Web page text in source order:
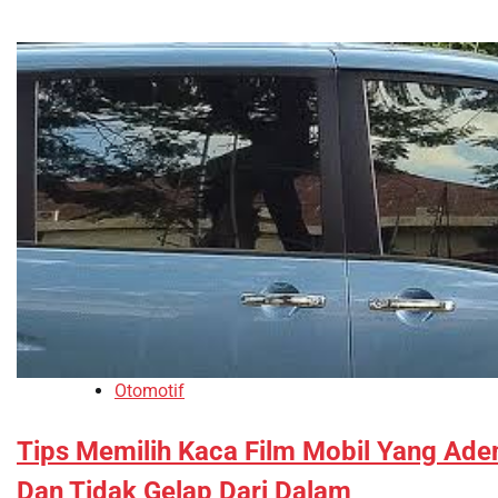
Otomotif
Tips Memilih Kaca Film Mobil Yang
Dan Tidak Gelap Dari Dalam